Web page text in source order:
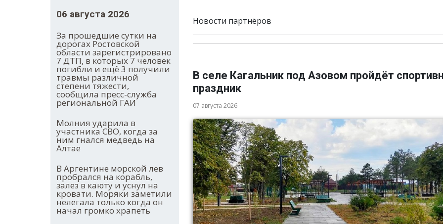
06 августа 2026
За прошедшие сутки на
дорогах Ростовской
области зарегистрировано
7 ДТП, в которых 7 человек
погибли и ещё 3 получили
травмы различной
степени тяжести,
сообщила пресс-служба
региональной ГАИ
Молния ударила в
участника СВО, когда за
ним гнался медведь на
Алтае
В Аргентине морской лев
пробрался на корабль,
залез в каюту и уснул на
кровати. Моряки заметили
нелегала только когда он
начал громко храпеть
Новости партнёров
В селе Кагальник под Азовом пройдёт
праздник
07 августа 2026